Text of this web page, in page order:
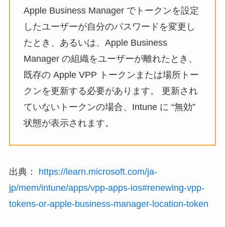
Apple Business Manager でトークンを設定
したユーザーが自分のパスワードを変更し
たとき、あるいは、Apple Business
Manager の組織をユーザーが離れたとき、
既存の Apple VPP トークンまたは場所トー
クンを更新する必要があります。 更新され
ていないトークンの場合、Intune に “無効”
状態が表示されます。
出典：
https://learn.microsoft.com/ja-
jp/mem/intune/apps/vpp-apps-ios#renewing-vpp-
tokens-or-apple-business-manager-location-token